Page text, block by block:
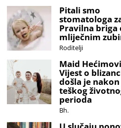
© 2020 -
Sva prava zadržana.
Developed by
IZAŠAO JE NOVI MAGAZIN!
Pitali smo
stomatologa
Pravilna briga
mliječnim
Roditelji
Maid
Vijest o
došla je nakon
teškog
perioda
Bh.